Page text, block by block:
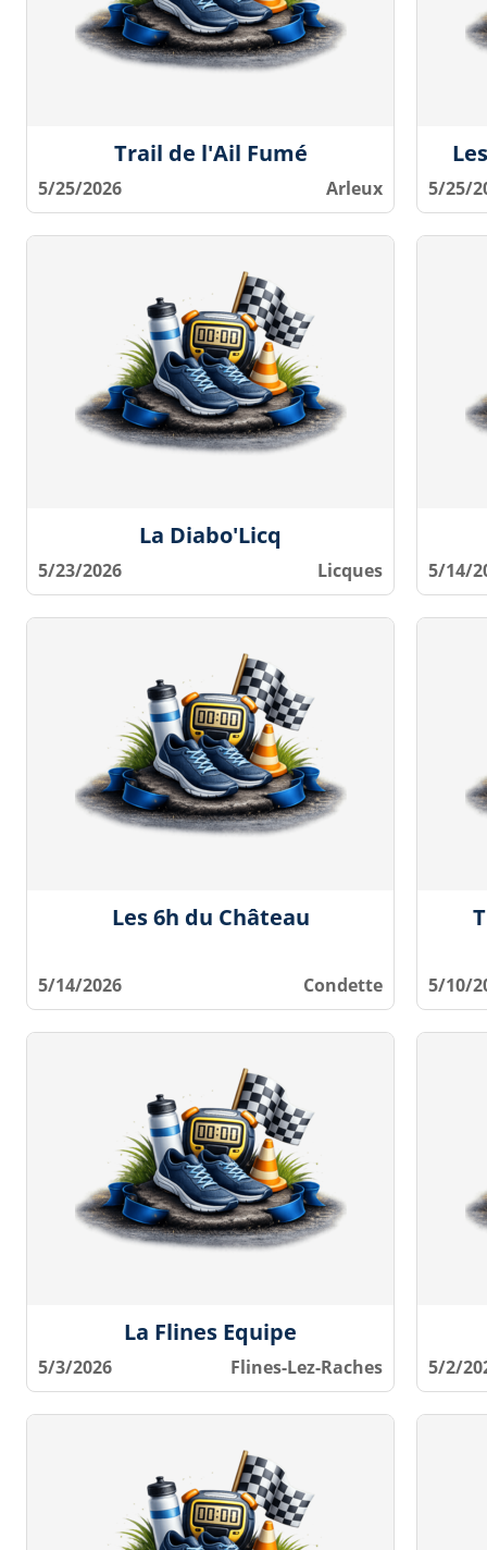
Trail de l'Ail Fumé
5/25/2026 Arleux 5/25/
La Diabo'Licq
5/23/2026 Licques 5/14/
Les 6h du Château
5/14/2026 Condette 5/10/
La Flines Equipe
5/3/2026 Flines-Lez-Raches 5/2/